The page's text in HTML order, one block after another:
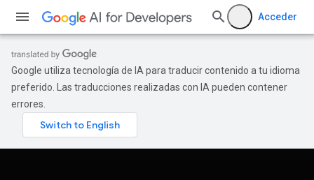
Acceder
Google utiliza tecnología de IA para traducir contenido a tu idioma
preferido. Las traducciones realizadas con IA pueden contener
errores.